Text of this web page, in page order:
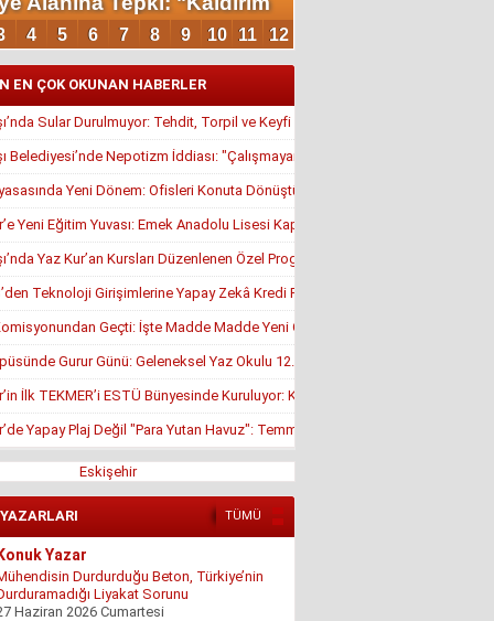
EN ÇOK OKUNAN HABERLER
Sular Durulmuyor: Tehdit, Torpil ve Keyfi Atamalar Gündemde
Belediyesi’nde Nepotizm İddiası: "Çalışmayan Kaldı, Çavuş İstifa Ettirildi"
Yeni Dönem: Ofisleri Konuta Dönüştürmek İçin Son Tarih 1
Yeni Eğitim Yuvası: Emek Anadolu Lisesi Kapılarını Açmaya Hazırlanıyor
Yaz Kur’an Kursları Düzenlenen Özel Programla Açıldı
Teknoloji Girişimlerine Yapay Zekâ Kredi Programı
Geçti: İşte Madde Madde Yeni Öğrenci Affı Rehberi
Gurur Günü: Geleneksel Yaz Okulu 12. Kez Kapanış Yaptı
İlk TEKMER’i ESTÜ Bünyesinde Kuruluyor: KOSGEB Onayı Geldi
Yapay Plaj Değil "Para Yutan Havuz": Temmuz Ortasında Hâlâ Kapalı!
Eskişehir
TÜMÜ
Yazar
Durdurduğu Beton, Türkiye’nin
Liyakat Sorunu
Haziran 2026 Cumartesi